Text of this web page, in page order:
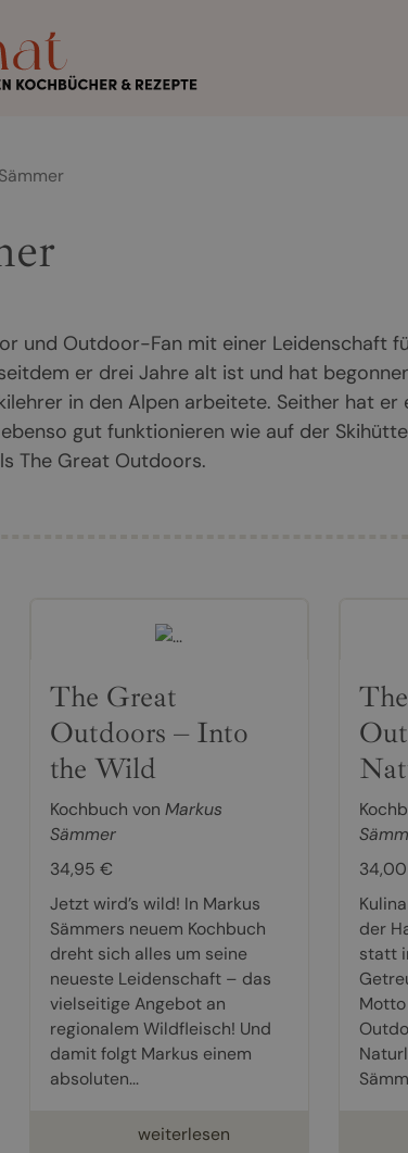
und Outdoor-Fan mit einer Leidenschaft
er drei Jahre alt ist und hat
in den Alpen arbeitete. Seither hat er
gut funktionieren wie auf der
The Great Outdoors.
The Great
Outdoors – Into
the Wild
Kochbuch von Markus
Sämmer
34,95 €
Jetzt wird’s wild! In Markus
Sämmers neuem Kochbuch
dreht sich alles um seine
neueste Leidenschaft – das
vielseitige Angebot an
regionalem Wildfleisch! Und
damit folgt Markus einem
absoluten...
weiterlesen
der
statt